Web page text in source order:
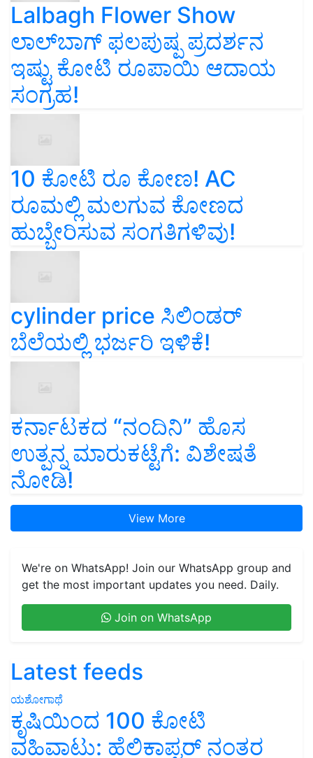
Lalbagh Flower Show
ಲಾಲ್‌ಬಾಗ್ ಫಲಪುಷ್ಪ ಪ್ರದರ್ಶನ
ಇಷ್ಟು ಕೋಟಿ ರೂಪಾಯಿ ಆದಾಯ
ಸಂಗ್ರಹ!
10 ಕೋಟಿ ರೂ ಕೋಣ! AC
ರೂಮಲ್ಲಿ ಮಲಗುವ ಕೋಣದ
ಹುಬ್ಬೇರಿಸುವ ಸಂಗತಿಗಳಿವು!
cylinder price ಸಿಲಿಂಡರ್‌
ಬೆಲೆಯಲ್ಲಿ ಭರ್ಜರಿ ಇಳಿಕೆ!
ಕರ್ನಾಟಕದ “ನಂದಿನಿ” ಹೊಸ
ಉತ್ಪನ್ನ ಮಾರುಕಟ್ಟೆಗೆ: ವಿಶೇಷತೆ
ನೋಡಿ!
View More
We're on WhatsApp! Join our WhatsApp group and
get the most important updates you need. Daily.
Join on WhatsApp
Latest feeds
ಯಶೋಗಾಥೆ
ಕೃಷಿಯಿಂದ 100 ಕೋಟಿ
ವಹಿವಾಟು: ಹೆಲಿಕಾಪ್ಟರ್ ನಂತರ